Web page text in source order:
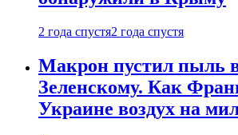
2 года спустя2 года спустя
Макрон пустил пыль в
Зеленскому. Как
Украине воздух на